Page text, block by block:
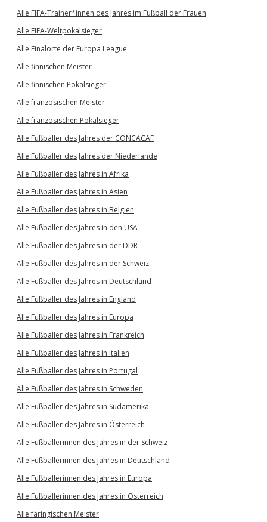
Alle FIFA-Trainer*innen des Jahres im Fußball der Frauen
Alle FIFA-Weltpokalsieger
Alle Finalorte der Europa League
Alle finnischen Meister
Alle finnischen Pokalsieger
Alle französischen Meister
Alle französischen Pokalsieger
Alle Fußballer des Jahres der CONCACAF
Alle Fußballer des Jahres der Niederlande
Alle Fußballer des Jahres in Afrika
Alle Fußballer des Jahres in Asien
Alle Fußballer des Jahres in Belgien
Alle Fußballer des Jahres in den USA
Alle Fußballer des Jahres in der DDR
Alle Fußballer des Jahres in der Schweiz
Alle Fußballer des Jahres in Deutschland
Alle Fußballer des Jahres in England
Alle Fußballer des Jahres in Europa
Alle Fußballer des Jahres in Frankreich
Alle Fußballer des Jahres in Italien
Alle Fußballer des Jahres in Portugal
Alle Fußballer des Jahres in Schweden
Alle Fußballer des Jahres in Südamerika
Alle Fußballer des Jahres in Österreich
Alle Fußballerinnen des Jahres in der Schweiz
Alle Fußballerinnen des Jahres in Deutschland
Alle Fußballerinnen des Jahres in Europa
Alle Fußballerinnen des Jahres in Österreich
Alle färingischen Meister